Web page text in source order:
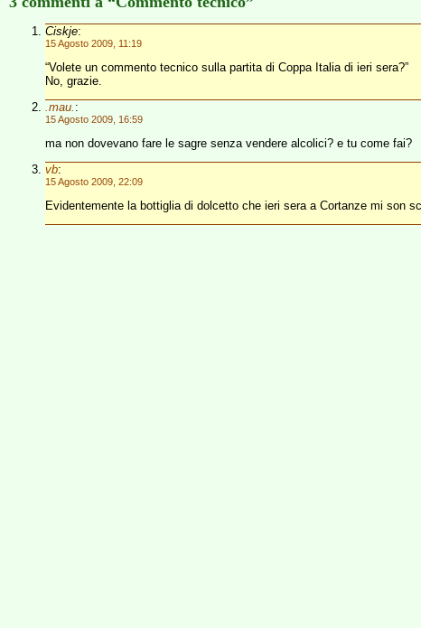
Ciskje:
15 Agosto 2009, 11:19
“Volete un commento tecnico sulla partita di Coppa Italia di ieri sera?”
No, grazie.
.mau. :
15 Agosto 2009, 16:59
ma non dovevano fare le sagre senza vendere alcolici? e tu come fai?
vb:
15 Agosto 2009, 22:09
Evidentemente la bottiglia di dolcetto che ieri sera a Cortanze mi son